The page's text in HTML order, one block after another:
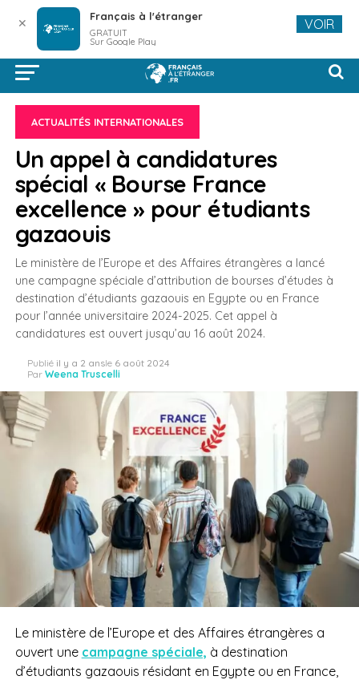
ACTUALITÉS INTERNATIONALES
Un appel à candidatures
spécial « Bourse France
excellence » pour étudiants
gazaouis
Le ministère de l’Europe et des Affaires étrangères a lancé
une campagne spéciale d’attribution de bourses d’études à
destination d’étudiants gazaouis en Egypte ou en France
pour l’année universitaire 2024-2025. Cet appel à
candidatures est ouvert jusqu’au 16 août 2024.
Publié il y a 2 ansle 6 août 2024
Par Weena Truscelli
Le ministère de l’Europe et des Affaires étrangères a
ouvert une campagne spéciale, à destination
d’étudiants gazaouis résidant en Egypte ou en France,
✕ Français à l'étranger
GRATUIT
Sur Google Play
VOIR